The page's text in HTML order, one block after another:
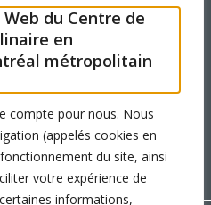
du Centre de
en
métropolitain
compte pour nous. Nous
(appelés cookies en
du site, ainsi
votre expérience de
informations,